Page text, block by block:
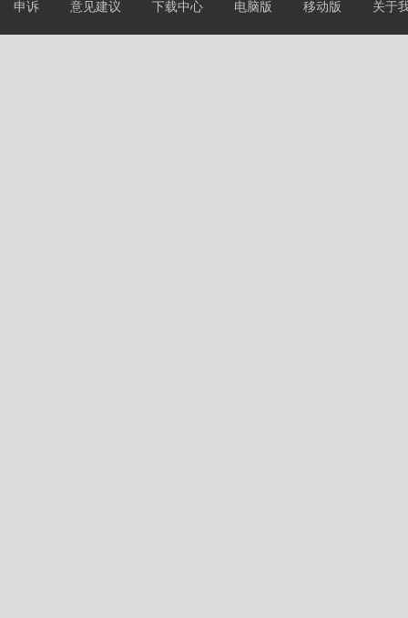
申诉 意见建议 下载中心 电脑版 移动版 关于